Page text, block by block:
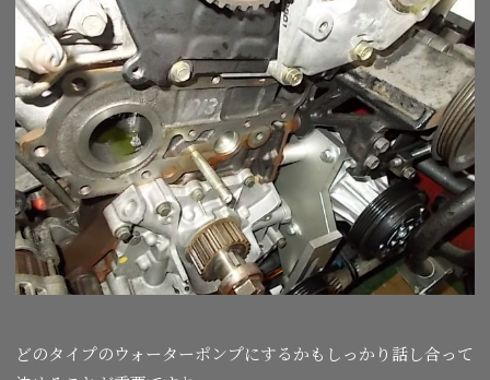
どのタイプのウォーターポンプにするかもしっかり話し合って